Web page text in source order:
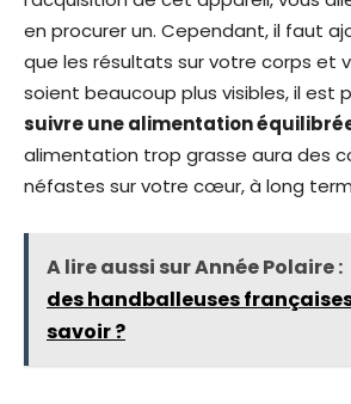
en procurer un. Cependant, il faut
que les résultats sur votre corps et
soient beaucoup plus visibles, il est
suivre une alimentation
alimentation trop grasse aura des
néfastes sur votre cœur, à long
A lire aussi sur Année Polaire :
des handballeuses
savoir ?